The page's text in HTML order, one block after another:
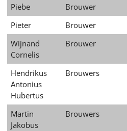
Piebe
Brouwer
Pieter
Brouwer
Wijnand
Cornelis
Brouwer
Hendrikus
Antonius
Hubertus
Brouwers
Martin
Jakobus
Brouwers